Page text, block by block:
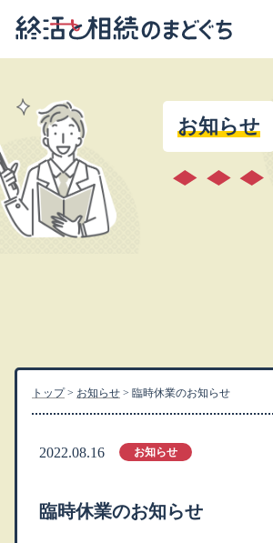
お知らせ
トップ> お知らせ > 臨時休業のお知らせ
2022.08.16 お知らせ
臨時休業のお知らせ